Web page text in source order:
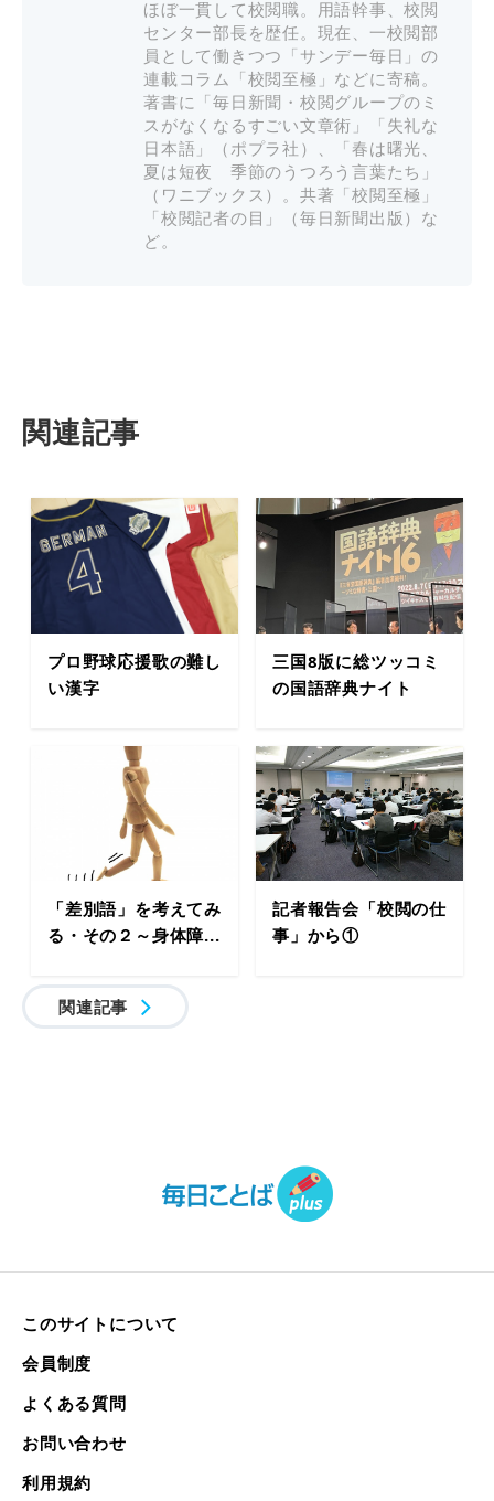
ほぼ一貫して校閲職。用語幹事、校閲
センター部長を歴任。現在、一校閲部
員として働きつつ「サンデー毎日」の
連載コラム「校閲至極」などに寄稿。
著書に「毎日新聞・校閲グループのミ
スがなくなるすごい文章術」「失礼な
日本語」（ポプラ社）、「春は曙光、
夏は短夜 季節のうつろう言葉たち」
（ワニブックス）。共著「校閲至極」
「校閲記者の目」（毎日新聞出版）な
ど。
関連記事
プロ野球応援歌の難し
い漢字
三国8版に総ツッコミ
の国語辞典ナイト
「差別語」を考えてみ
る・その２～身体障...
記者報告会「校閲の仕
事」から①
関連記事
このサイトについて
会員制度
よくある質問
お問い合わせ
利用規約